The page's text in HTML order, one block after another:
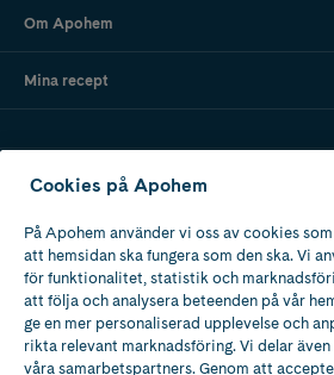
Om Apohem
Mina recept
Ladda ner vår app
Apotek med tillstånd
av Läkemedelsverket
Cookies på Apohem
På Apohem använder vi oss av cookies
att hemsidan ska fungera som den ska. Vi
för funktionalitet, statistik och
att följa och analysera beteenden på vår
ge en mer personaliserad upplevelse och
rikta relevant marknadsföring. Vi delar
våra samarbetspartners. Genom att